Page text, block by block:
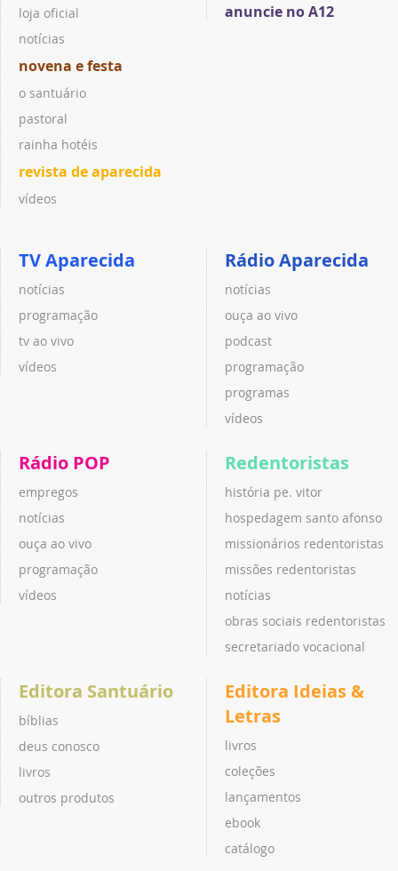
loja oficial
notícias
novena e festa
o santuário
pastoral
rainha hotéis
revista de aparecida
vídeos
anuncie no A12
TV Aparecida
notícias
programação
tv ao vivo
vídeos
Rádio Aparecida
notícias
ouça ao vivo
podcast
programação
programas
vídeos
Rádio POP
empregos
notícias
ouça ao vivo
programação
vídeos
Redentoristas
história pe. vitor
hospedagem santo afonso
missionários redentoristas
missões redentoristas
notícias
obras sociais redentoristas
secretariado vocacional
Editora Santuário
bíblias
deus conosco
livros
outros produtos
Editora Ideias &
Letras
livros
coleções
lançamentos
ebook
catálogo